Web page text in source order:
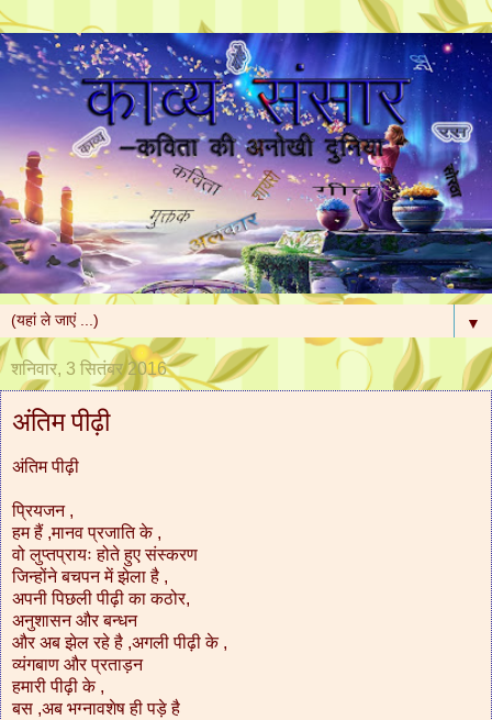
▼
शनिवार, 3 सितंबर 2016
अंतिम पीढ़ी
अंतिम पीढ़ी
प्रियजन ,
हम हैं ,मानव प्रजाति के ,
वो लुप्तप्रायः होते हुए संस्करण
जिन्होंने बचपन में झेला है ,
अपनी पिछली पीढ़ी का कठोर,
अनुशासन और बन्धन
और अब झेल रहे है ,अगली पीढ़ी के ,
व्यंगबाण और प्रताड़न
हमारी पीढ़ी के ,
बस ,अब भग्नावशेष ही पड़े है